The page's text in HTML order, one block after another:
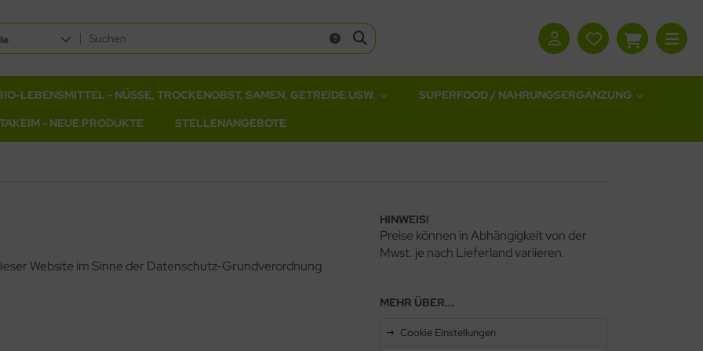
LEBENSMITTEL - NÜSSE, TROCKENOBST, SAMEN, GETREIDE USW.
SUPERFOOD / NAHRUNGSERGÄNZUNG
- NEUE PRODUKTE STELLENANGEBOTE
Website im Sinne der Datenschutz-Grundverordnung
HINWEIS!
Preise können in Abhängigkeit von der
Mwst. je nach Lieferland variieren.
MEHR ÜBER...
Cookie Einstellungen